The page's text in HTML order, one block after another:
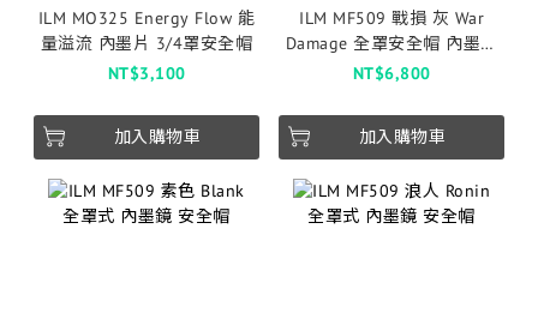
ILM MO325 Energy Flow 能
量溢流 內墨片 3/4罩安全帽
NT$3,100
加入購物車
ILM MF509 戰損 灰 War
Damage 全罩安全帽 內墨鏡
安全帽
NT$6,800
加入購物車